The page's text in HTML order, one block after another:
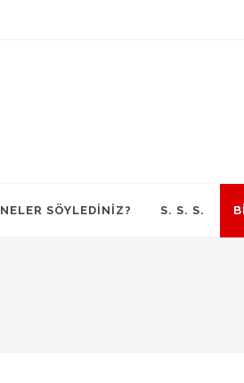
NELER SÖYLEDİNİZ? S. S. S.